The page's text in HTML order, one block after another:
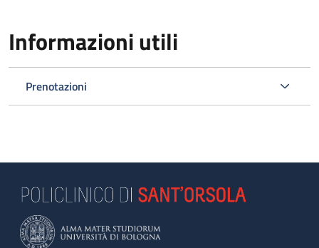
Informazioni utili
Prenotazioni